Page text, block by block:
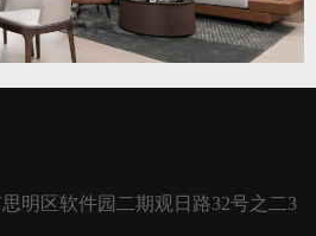
明区软件园二期观日路32号之二3